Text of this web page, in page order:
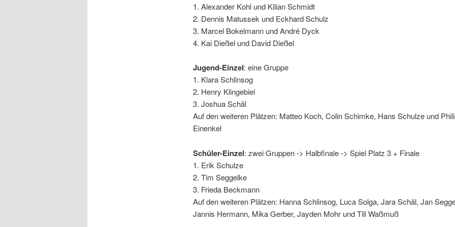
1. Alexander Kohl und Kilian Schmidt
2. Dennis Matussek und Eckhard Schulz
3. Marcel Bokelmann und André Dyck
4. Kai Dießel und David Dießel
Jugend-Einzel: eine Gruppe
1. Klara Schlinsog
2. Henry Klingebiel
3. Joshua Schäl
Auf den weiteren Plätzen: Matteo Koch, Colin Schimke, Hans Schulze und
Einenkel
Schüler-Einzel: zwei Gruppen -> Halbfinale -> Spiel Platz 3 + Finale
1. Erik Schulze
2. Tim Seggelke
3. Frieda Beckmann
Auf den weiteren Plätzen: Hanna Schlinsog, Luca Solga, Jara Schäl, Jan
Jannis Hermann, Mika Gerber, Jayden Mohr und Till Waßmuß